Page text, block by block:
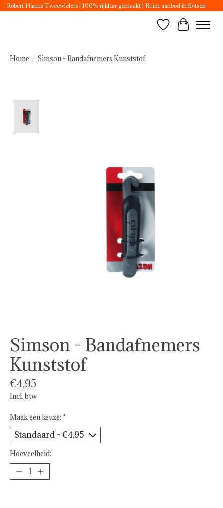
Robert Harms Tweewielers | 100% rijklaar gemaakt | Ruim aanbod in fietsen
Verlanglijst
Home / Simson - Bandafnemers Kunststof
Simson - Bandafnemers
Kunststof
€4,95
Incl. btw
Maak een keuze: *
Hoeveelheid: